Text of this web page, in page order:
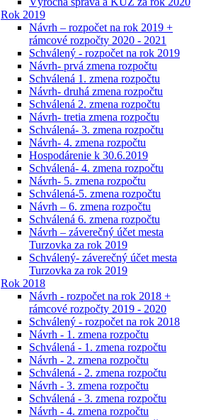
Rok 2019
Návrh – rozpočet na rok 2019 +
rámcové rozpočty 2020 - 2021
Schválený - rozpočet na rok 2019
Návrh- prvá zmena rozpočtu
Schválená 1. zmena rozpočtu
Návrh- druhá zmena rozpočtu
Schválená 2. zmena rozpočtu
Návrh- tretia zmena rozpočtu
Schválená- 3. zmena rozpočtu
Návrh- 4. zmena rozpočtu
Hospodárenie k 30.6.2019
Schválená- 4. zmena rozpočtu
Návrh- 5. zmena rozpočtu
Schválená-5. zmena rozpočtu
Návrh – 6. zmena rozpočtu
Schválená 6. zmena rozpočtu
Návrh – záverečný účet mesta
Turzovka za rok 2019
Schválený- záverečný účet mesta
Turzovka za rok 2019
Rok 2018
Návrh - rozpočet na rok 2018 +
rámcové rozpočty 2019 - 2020
Schválený - rozpočet na rok 2018
Návrh - 1. zmena rozpočtu
Schválená - 1. zmena rozpočtu
Návrh - 2. zmena rozpočtu
Schválená - 2. zmena rozpočtu
Návrh - 3. zmena rozpočtu
Schválená - 3. zmena rozpočtu
Návrh - 4. zmena rozpočtu